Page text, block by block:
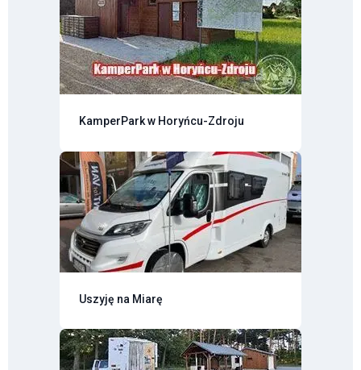
KamperPark w Horyńcu-Zdroju
Uszyję na Miarę